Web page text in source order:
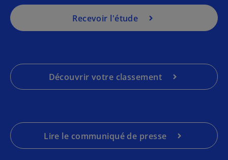
Recevoir l'étude
e
g
l
Découvrir votre classement
Lire le communiqué de presse